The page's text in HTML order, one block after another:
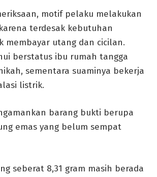
motif pelaku melakukan
terdesak kebutuhan
membayar utang dan cicilan.
berstatus ibu rumah tangga
sementara suaminya bekerja
listrik.
barang bukti berupa
emas yang belum sempat
seberat 8,31 gram masih berada